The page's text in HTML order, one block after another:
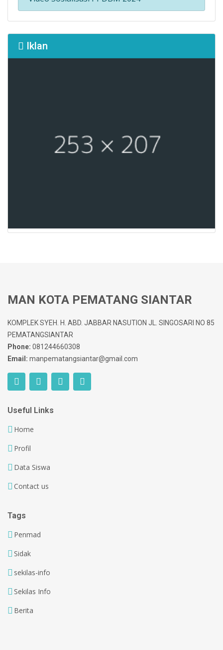
Iklan
MAN KOTA PEMATANG SIANTAR
KOMPLEK SYEH. H. ABD. JABBAR NASUTION JL. SINGOSARI NO 85
PEMATANGSIANTAR
Phone: 081244660308
Email: manpematangsiantar@gmail.com
Useful Links
Home
Profil
Data Siswa
Contact us
Tags
Penmad
Sidak
sekilas-info
Sekilas Info
Berita